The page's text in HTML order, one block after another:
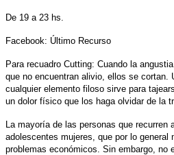
De 19 a 23 hs.
Facebook: Último Recurso
Para recuadro Cutting: Cuando la
que no encuentran alivio, ellos se cortan.
cualquier elemento filoso sirve para
un dolor físico que los haga olvidar de la
La mayoría de las personas que
adolescentes mujeres, que por lo general
problemas económicos. Sin embargo, no